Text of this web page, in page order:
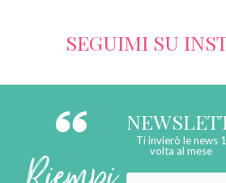
SEGUIMI SU
Ti invierò le news 1
volta al mese